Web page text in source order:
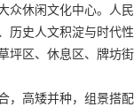
众休闲文化中心。人民
历史人文积淀与时代性
坪区、休息区、牌坊街
，高矮并种，组景搭配